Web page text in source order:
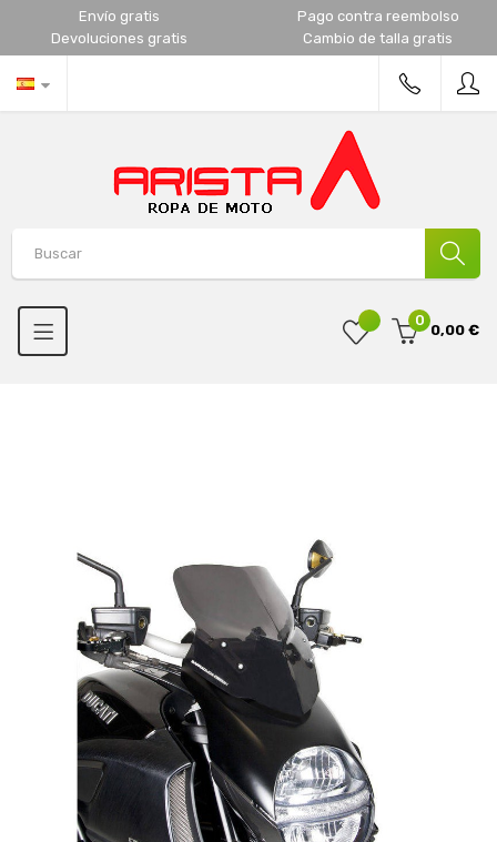
Envío gratis
Pago contra reembolso
Devoluciones gratis
Cambio de talla gratis
0
0,00 €